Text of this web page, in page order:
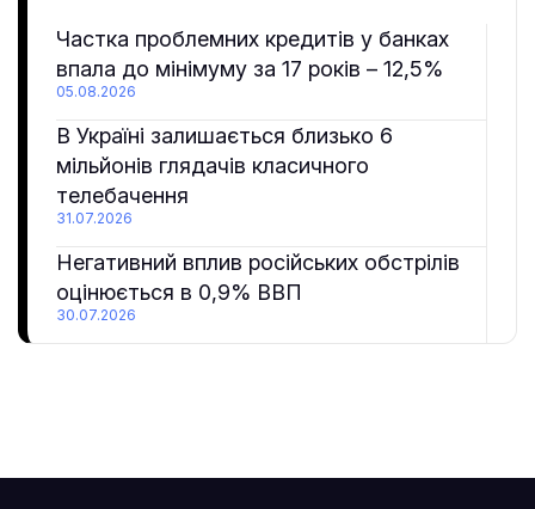
Частка проблемних кредитів у банках
впала до мінімуму за 17 років – 12,5%
05.08.2026
В Україні залишається близько 6
мільйонів глядачів класичного
телебачення
31.07.2026
Негативний вплив російських обстрілів
оцінюється в 0,9% ВВП
30.07.2026